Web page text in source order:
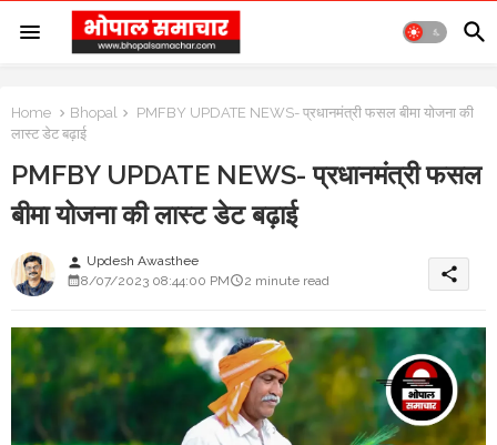
Home Bhopal
PMFBY UPDATE NEWS- प्रधानमंत्री फसल बीमा योजना की
लास्ट डेट बढ़ाई
PMFBY UPDATE NEWS- प्रधानमंत्री फसल
बीमा योजना की लास्ट डेट बढ़ाई
person Updesh Awasthee
8/07/2023 08:44:00 PM
2 minute read share